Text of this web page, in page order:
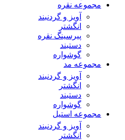
مجموعه نقره
آویز و گردنبند
انگشتر
پیرسینگ نقره
دستبند
گوشواره
مجموعه مد
آویز و گردنبند
انگشتر
دستبند
گوشواره
مجموعه استیل
آویز و گردنبند
انگشتر